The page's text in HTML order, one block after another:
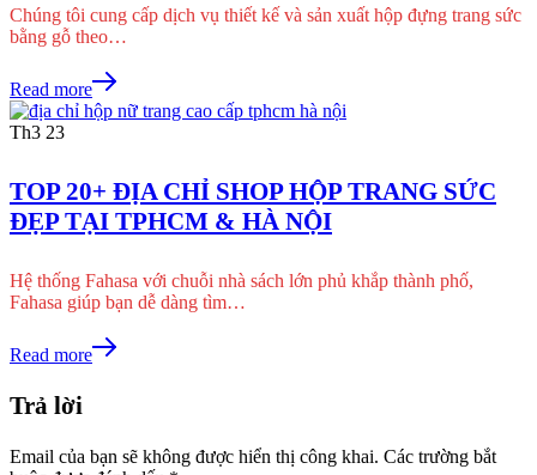
Chúng tôi cung cấp dịch vụ thiết kế và sản xuất hộp đựng trang sức
bằng gỗ theo…
Read more
Th3 23
TOP 20+ ĐỊA CHỈ SHOP HỘP TRANG SỨC
ĐẸP TẠI TPHCM & HÀ NỘI
Hệ thống Fahasa với chuỗi nhà sách lớn phủ khắp thành phố,
Fahasa giúp bạn dễ dàng tìm…
Read more
Trả lời
Email của bạn sẽ không được hiển thị công khai. Các trường bắt